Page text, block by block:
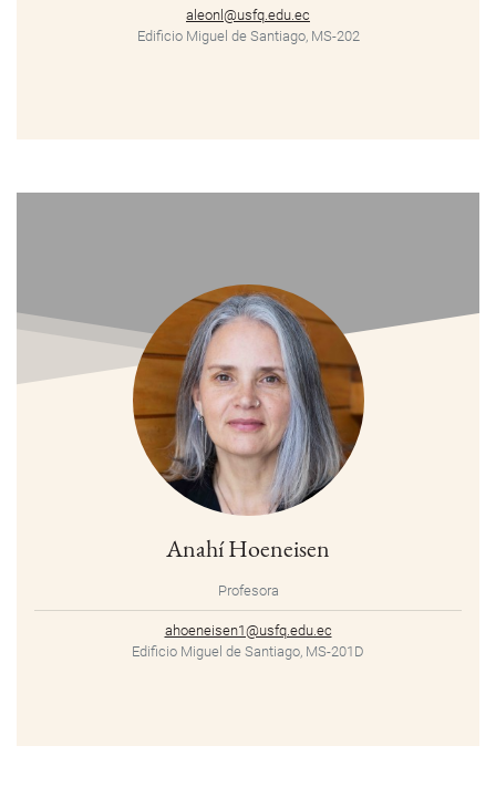
aleonl@usfq.edu.ec
Edificio Miguel de Santiago, MS-202
Anahí Hoeneisen
Profesora
ahoeneisen1@usfq.edu.ec
Edificio Miguel de Santiago, MS-201D